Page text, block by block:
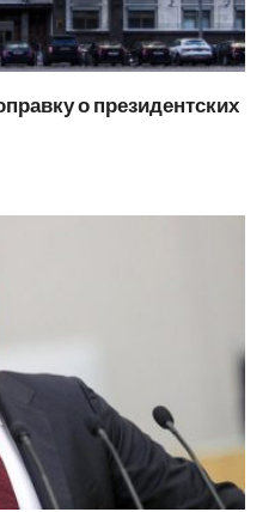
о президентских